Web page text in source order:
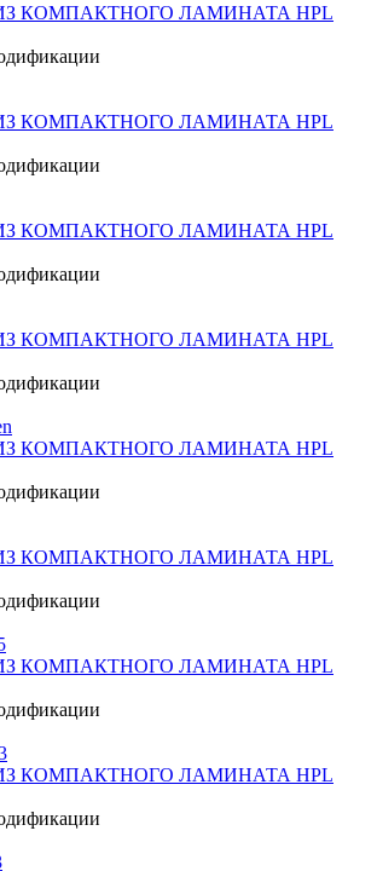
КОМПАКТНОГО ЛАМИНАТА HPL
КОМПАКТНОГО ЛАМИНАТА HPL
КОМПАКТНОГО ЛАМИНАТА HPL
КОМПАКТНОГО ЛАМИНАТА HPL
КОМПАКТНОГО ЛАМИНАТА HPL
КОМПАКТНОГО ЛАМИНАТА HPL
КОМПАКТНОГО ЛАМИНАТА HPL
КОМПАКТНОГО ЛАМИНАТА HPL